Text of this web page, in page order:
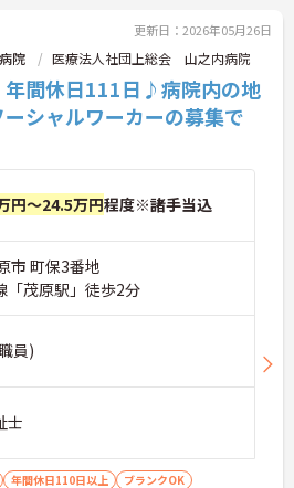
更新日：2026年05月26日
院 医療法人社団上総会 山之内病院
年間休日111日♪病院内の地
シャルワーカーの募集で
円～24.5万円程度※諸手当込
市 町保3番地
「茂原駅」徒歩2分
員)
士
年間休日110日以上 ブランクOK